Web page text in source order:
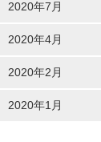
2020年7月
2020年4月
2020年2月
2020年1月